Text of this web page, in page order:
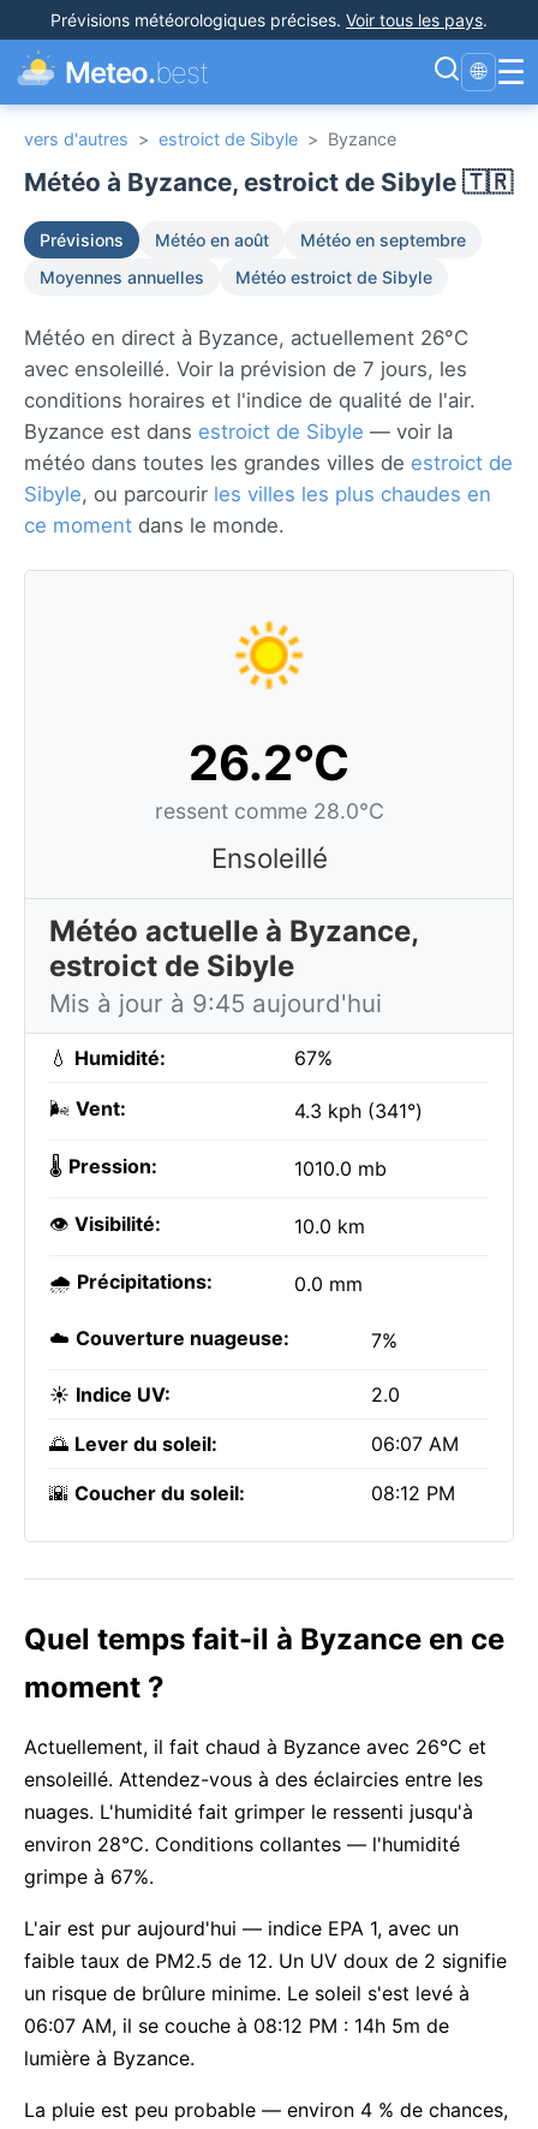
Prévisions météorologiques précises. Voir tous les pays.
Meteo.best 🌐 ☰
vers d'autres > estroict de Sibyle > Byzance
Météo à Byzance, estroict de Sibyle 🇹🇷
Prévisions Météo en août
Météo en septembre
Moyennes annuelles
Météo estroict de Sibyle
Météo en direct à Byzance, actuellement 26°C
avec ensoleillé. Voir la prévision de 7 jours, les
conditions horaires et l'indice de qualité de l'air.
Byzance est dans estroict de Sibyle — voir la
météo dans toutes les grandes villes de estroict de
Sibyle, ou parcourir les villes les plus chaudes en
ce moment dans le monde.
26.2°C
ressent comme 28.0°C
Ensoleillé
Météo actuelle à Byzance,
estroict de Sibyle
Mis à jour à 9:45 aujourd'hui
💧 Humidité: 67%
🌬️ Vent: 4.3 kph (341°)
🌡️ Pression: 1010.0 mb
👁️ Visibilité: 10.0 km
🌧️ Précipitations: 0.0 mm
☁️ Couverture nuageuse: 7%
☀️ Indice UV: 2.0
🌅 Lever du soleil: 06:07 AM
🌇 Coucher du soleil: 08:12 PM
Quel temps fait-il à Byzance en ce
moment ?
Actuellement, il fait chaud à Byzance avec 26°C et
ensoleillé. Attendez-vous à des éclaircies entre les
nuages. L'humidité fait grimper le ressenti jusqu'à
environ 28°C. Conditions collantes — l'humidité
grimpe à 67%.
L'air est pur aujourd'hui — indice EPA 1, avec un
faible taux de PM2.5 de 12. Un UV doux de 2 signifie
un risque de brûlure minime. Le soleil s'est levé à
06:07 AM, il se couche à 08:12 PM : 14h 5m de
lumière à Byzance.
La pluie est peu probable — environ 4 % de chances,